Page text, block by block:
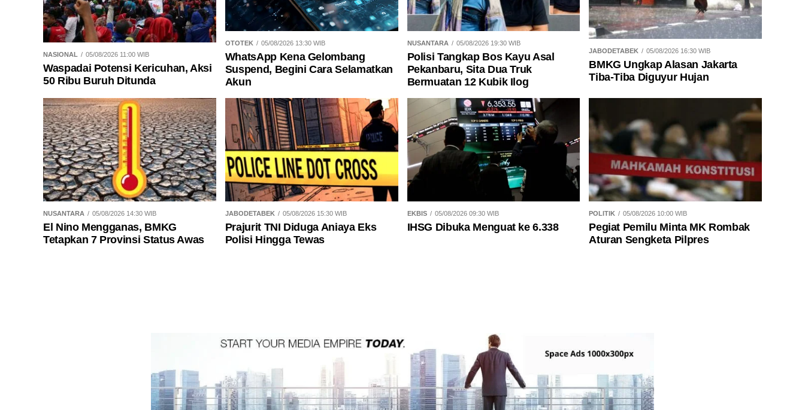
NASIONAL 05/08/2026 11:00 WIB
Waspadai Potensi Kericuhan, Aksi
50 Ribu Buruh Ditunda
OTOTEK 05/08/2026 13:30 WIB
WhatsApp Kena Gelombang
Suspend, Begini Cara Selamatkan
Akun
NUSANTARA 05/08/2026 19:30 WIB
Polisi Tangkap Bos Kayu Asal
Pekanbaru, Sita Dua Truk
Bermuatan 12 Kubik Ilog
JABODETABEK 05/08/2026 16:30 WIB
BMKG Ungkap Alasan Jakarta
Tiba-Tiba Diguyur Hujan
NUSANTARA 05/08/2026 14:30 WIB
El Nino Mengganas, BMKG
Tetapkan 7 Provinsi Status Awas
JABODETABEK 05/08/2026 15:30 WIB
Prajurit TNI Diduga Aniaya Eks
Polisi Hingga Tewas
EKBIS 05/08/2026 09:30 WIB
IHSG Dibuka Menguat ke 6.338
POLITIK 05/08/2026 10:00 WIB
Pegiat Pemilu Minta MK Rombak
Aturan Sengketa Pilpres